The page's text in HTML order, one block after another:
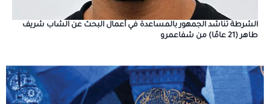
الشرطة تناشد الجمهور بالمساعدة في أعمال البحث عن الشاب شريف
طاهر (21 عامًا) من شفاعمرو